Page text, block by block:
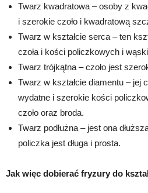
Twarz kwadratowa – osoby z
i szerokie czoło i kwadratową
Twarz w kształcie serca – ten
czoła i kości policzkowych i
Twarz trójkątna – czoło jest
Twarz w kształcie diamentu – jej
wydatne i szerokie kości
czoło oraz broda.
Twarz podłużna – jest ona
policzka jest długa i prosta.
Jak więc dobierać fryzury do